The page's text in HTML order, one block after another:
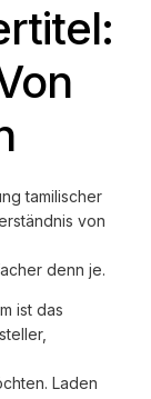
tamilischer
von
denn je.
ist das
Laden